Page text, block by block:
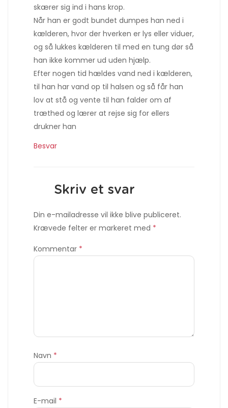
skærer sig ind i hans krop.
Når han er godt bundet dumpes han ned i
kælderen, hvor der hverken er lys eller viduer,
og så lukkes kælderen til med en tung dør så
han ikke kommer ud uden hjælp.
Efter nogen tid hældes vand ned i kælderen,
til han har vand op til halsen og så får han
lov at stå og vente til han falder om af
træthed og lærer at rejse sig for ellers
drukner han
Besvar
Skriv et svar
Din e-mailadresse vil ikke blive publiceret.
Krævede felter er markeret med *
Kommentar *
Navn *
E-mail *